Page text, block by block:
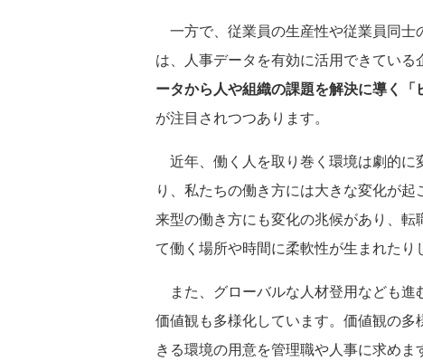
一方で、従業員の生産性や従業員同士
は、人事データを有効に活用できている
ータから人や組織の課題を解決に導く
が注目されつつあります。
近年、働く人を取り巻く環境は劇的に
り、私たちの働き方には大きな変化が
来型の働き方にも変化の兆候があり、
て働く場所や時間に柔軟性が生まれたり
また、グローバルな人材登用なども進
価値観も多様化しています。価値観の
きる環境の用意を管理職や人事に求め